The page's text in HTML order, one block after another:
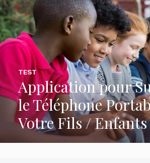
Application pour
le Téléphone
Votre Fils / Enfants
TEST